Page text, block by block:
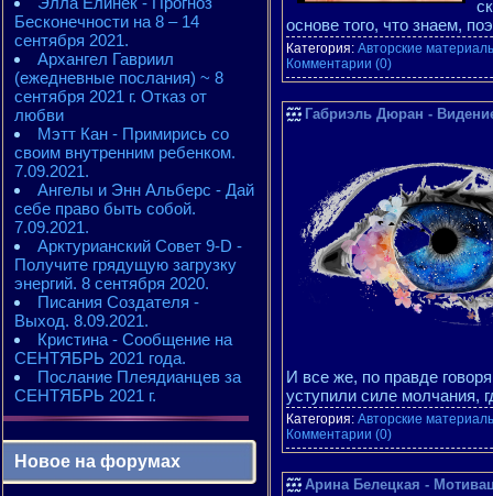
Бесконечности на 8 – 14
сентября 2021.
Архангел Гавриил
(ежедневные послания) ~ 8
сентября 2021 г. Отказ от
любви
Мэтт Кан - Примирись со
своим внутренним ребенком.
7.09.2021.
Ангелы и Энн Альберс - Дай
себе право быть собой.
7.09.2021.
Арктурианский Совет 9-D -
Получите грядущую загрузку
энергий. 8 сентября 2020.
Писания Создателя -
Выход. 8.09.2021.
Кристина - Сообщение на
СЕНТЯБРЬ 2021 года.
Послание Плеядианцев за
СЕНТЯБРЬ 2021 г.
Новое на форумах
основе того, что знаем,
Категория: Авторские
Комментарии (0)
Габриэль Дюран -
И все же, по правде
уступили силе молчания,
Категория: Авторские
Комментарии (0)
Арина Белецкая -